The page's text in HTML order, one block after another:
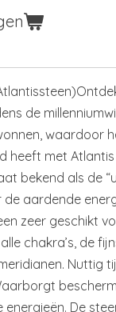
de
waardoor
heeft met
bekend als de
de aardende
zeer geschikt
chakra’s, de
Nuttig
energieën. De